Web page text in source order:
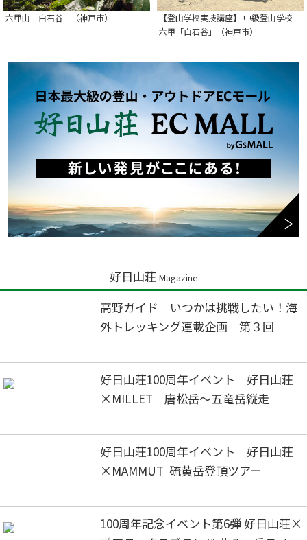
六甲山 白石谷 （神戸市）
【登山学校実技講座】 中級登山学校
六甲「白石谷」（神戸市）
好日山荘 Magazine
高野ガイド いつかは挑戦したい！海
外トレッキング連載企画 第３回
好日山荘100周年イベント 好日山荘
×MILLET 唐松岳～五竜岳縦走
好日山荘100周年イベント 好日山荘
×MAMMUT 硫黄岳登頂ツアー
100周年記念イベント第6弾 好日山荘×